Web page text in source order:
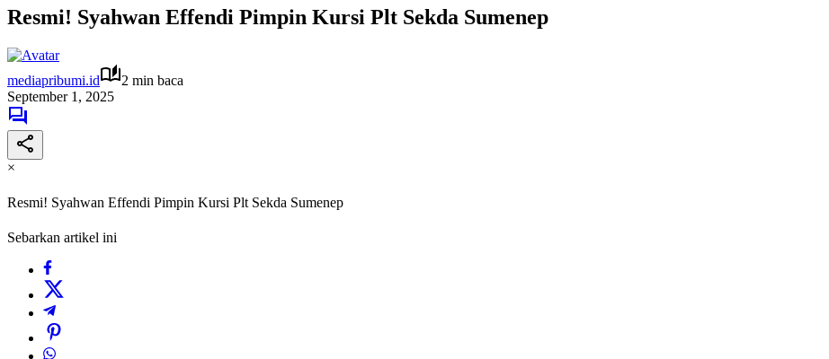
Resmi! Syahwan Effendi Pimpin Kursi Plt Sekda Sumenep
mediapribumi.id
2 min baca
September 1, 2025
×
Resmi! Syahwan Effendi Pimpin Kursi Plt Sekda Sumenep
Sebarkan artikel ini